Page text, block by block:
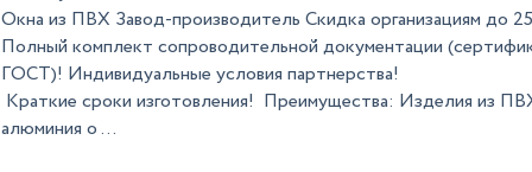
Окна из ПВХ Завод-производитель Скидка организациям до
Полный комплект сопроводительной документации
ГОСТ)! Индивидуальные условия
Краткие сроки изготовления! Преимущества: Изделия из
алюминия о ...